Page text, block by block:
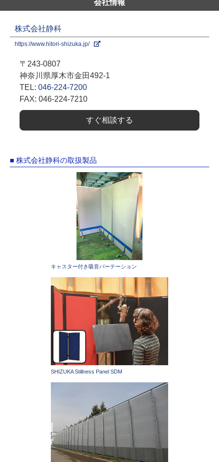
会社情報
株式会社静科
https://www.hitori-shizuka.jp/
〒243-0807
神奈川県厚木市金田492-1
TEL: 046-224-7200
FAX: 046-224-7210
すぐ相談する
■ 株式会社静科の取扱製品
キャスター付き吸音パーテーション
SHIZUKA Stillness Panel SDM